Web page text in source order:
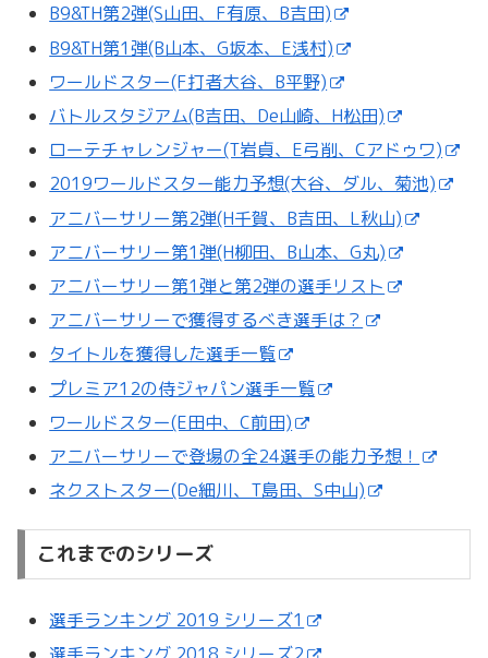
B9&TH第2弾(S山田、F有原、B吉田)
B9&TH第1弾(B山本、G坂本、E浅村)
ワールドスター(F打者大谷、B平野)
バトルスタジアム(B吉田、De山崎、H松田)
ローテチャレンジャー(T岩貞、E弓削、Cアドゥワ)
2019ワールドスター能力予想(大谷、ダル、菊池)
アニバーサリー第2弾(H千賀、B吉田、L秋山)
アニバーサリー第1弾(H柳田、B山本、G丸)
アニバーサリー第1弾と第2弾の選手リスト
アニバーサリーで獲得するべき選手は？
タイトルを獲得した選手一覧
プレミア12の侍ジャパン選手一覧
ワールドスター(E田中、C前田)
アニバーサリーで登場の全24選手の能力予想！
ネクストスター(De細川、T島田、S中山)
これまでのシリーズ
選手ランキング 2019 シリーズ1